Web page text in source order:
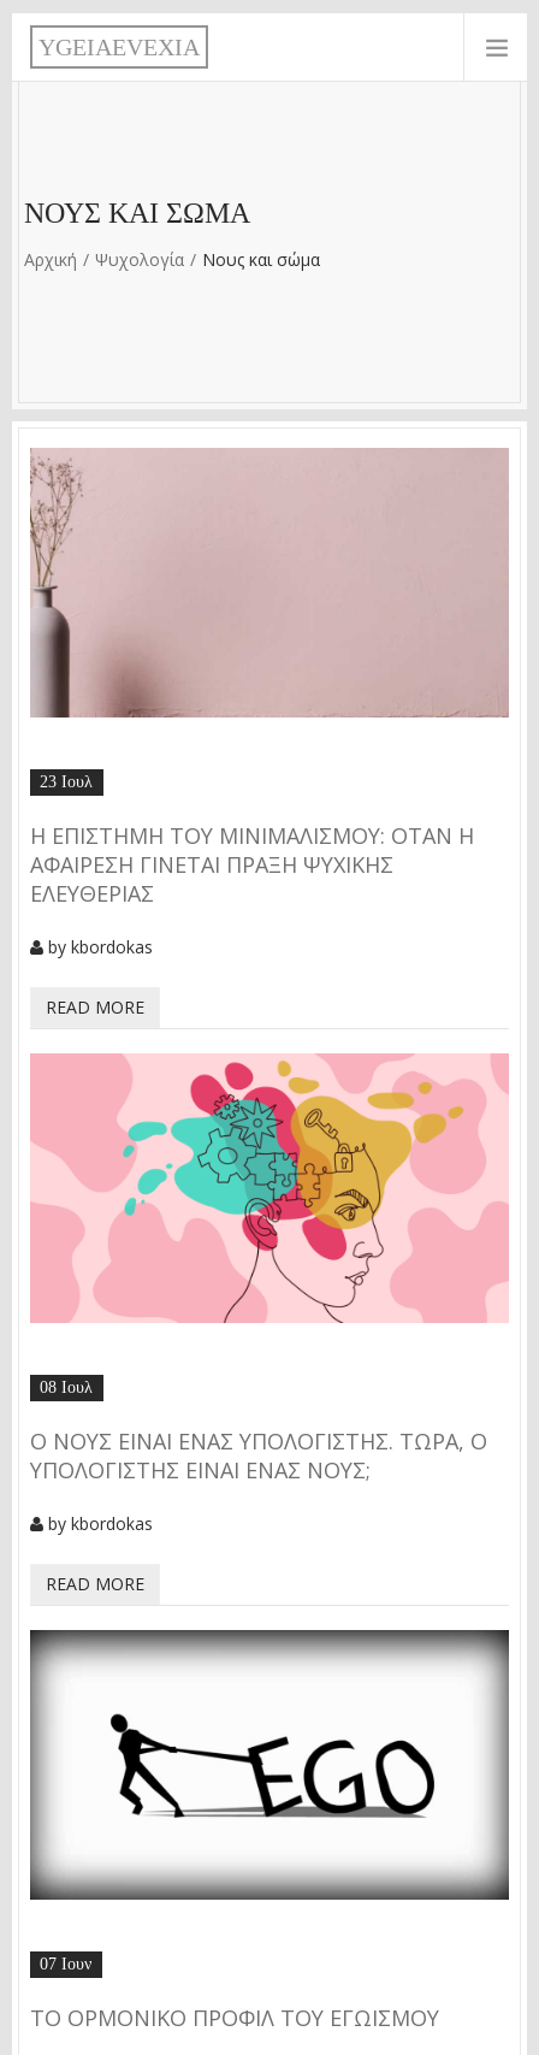
Παράκαμψη προς το κυρίως περιεχόμενο
YGEIAEVEXIA
ΝΟΥΣ ΚΑΙ ΣΏΜΑ
Αρχική Ψυχολογία Νους και σώμα
23 Ιουλ
Η ΕΠΙΣΤΉΜΗ ΤΟΥ ΜΙΝΙΜΑΛΙΣΜΟΎ: ΌΤΑΝ Η
ΑΦΑΊΡΕΣΗ ΓΊΝΕΤΑΙ ΠΡΆΞΗ ΨΥΧΙΚΉΣ
ΕΛΕΥΘΕΡΊΑΣ
by kbordokas
READ MORE
08 Ιουλ
Ο ΝΟΥΣ ΕΊΝΑΙ ΈΝΑΣ ΥΠΟΛΟΓΙΣΤΉΣ. ΤΏΡΑ, Ο
ΥΠΟΛΟΓΙΣΤΉΣ ΕΊΝΑΙ ΈΝΑΣ ΝΟΥΣ;
by kbordokas
READ MORE
07 Ιουν
ΤΟ ΟΡΜΟΝΙΚΌ ΠΡΟΦΊΛ ΤΟΥ ΕΓΩΙΣΜΟΎ